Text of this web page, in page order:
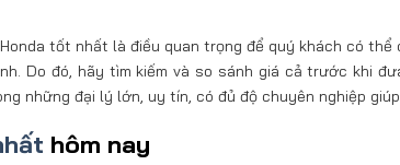
tốt nhất là điều quan trọng để quý khách có thể
Do đó, hãy tìm kiếm và so sánh giá cả trước khi
những đại lý lớn, uy tín, có đủ độ chuyên nghiệp
hôm nay